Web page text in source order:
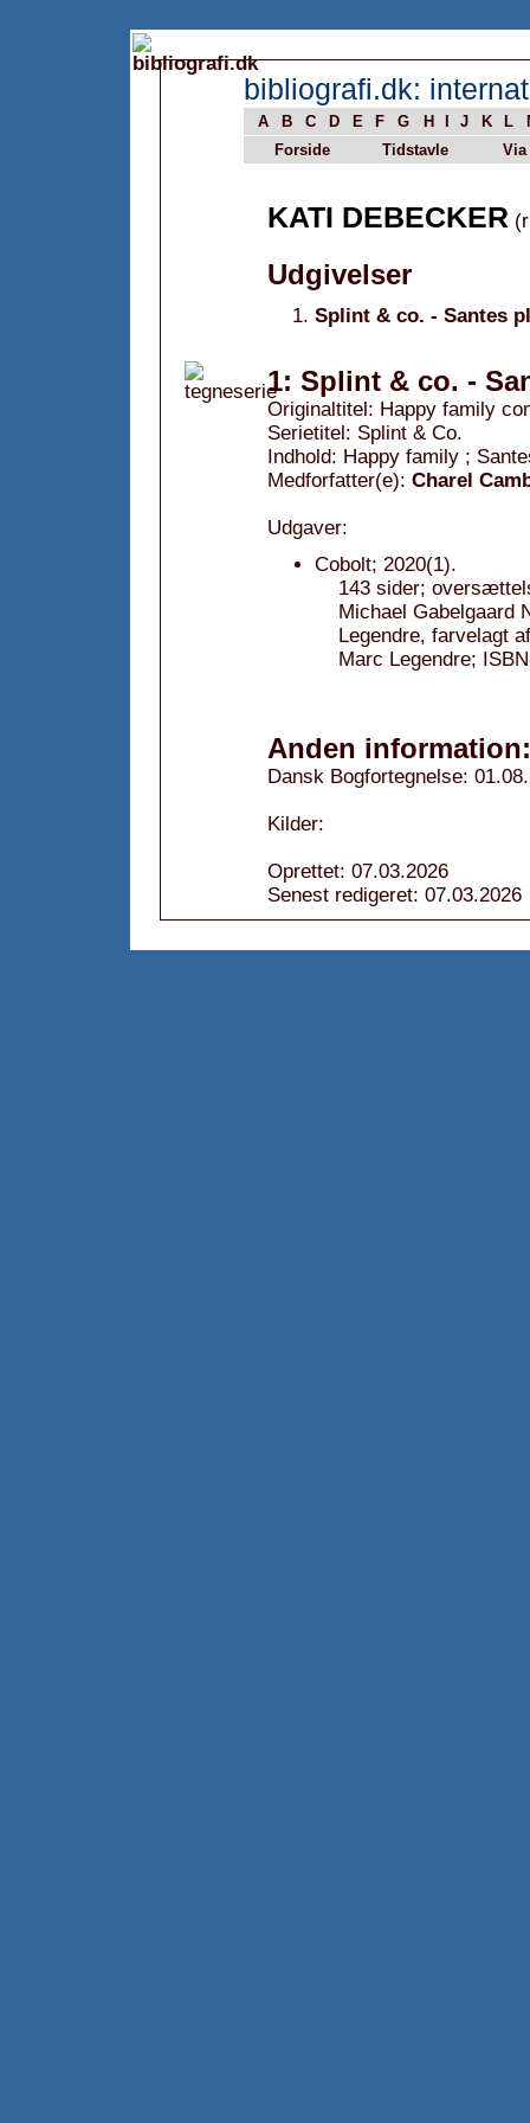
bibliografi.dk:
A B C D E F G H J K L
Forside
Tidstavle Via
KATI DEBECKER
Udgivelser
Splint & co. - Santes
1: Splint & co. -
Originaltitel: Happy family
Serietitel: Splint & Co.
Indhold: Happy family ;
Medforfatter(e): Charel
Udgaver:
Cobolt; 2020(1).
143 sider;
Michael Gabelgaard
Legendre, farvelagt
Marc Legendre;
Anden information:
Dansk Bogfortegnelse:
Kilder:
Oprettet: 07.03.2026
Senest redigeret: 07.03.2026